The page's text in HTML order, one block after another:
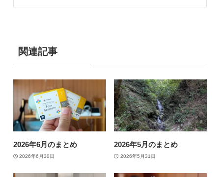
関連記事
2026年6月のまとめ
2026年6月30日
2026年5月のまとめ
2026年5月31日